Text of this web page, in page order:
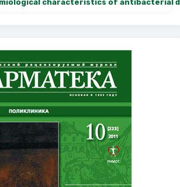
characteristics of